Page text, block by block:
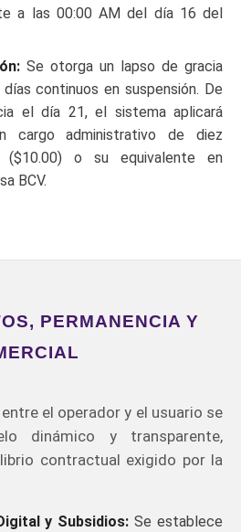
a las 00:00 AM del día 16 del
Se otorga un lapso de gracia
continuos en suspensión. De
el día 21, el sistema aplicará
cargo administrativo de diez
($10.00) o su equivalente en
BCV.
PERMANENCIA Y
el operador y el usuario se
dinámico y transparente,
contractual exigido por la
y Subsidios: Se establece